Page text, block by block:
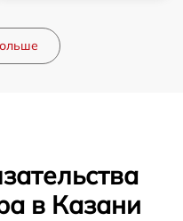
в Казани